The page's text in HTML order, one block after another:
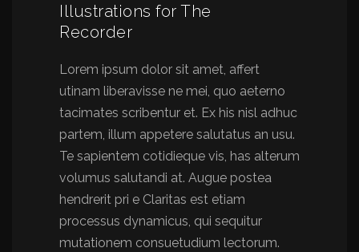
Illustrations for The
Recorder
Lorem ipsum dolor sit amet, affert
utinam liberavisse ne mei, quo aeterno
tacimates scribentur et. Ex his nisl adhuc
partem, illum appetere salutatus an usu.
Te sapientem cotidieque vis, has alterum
volumus salutandi at. Augue postea
hendrerit pri e Claritas est etiam
processus dynamicus, qui sequitur
mutationem consuetudium lectorum.